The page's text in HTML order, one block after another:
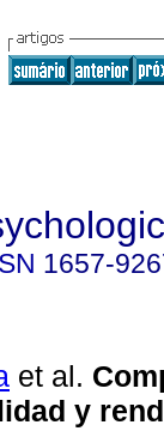
1657-
et al.
y